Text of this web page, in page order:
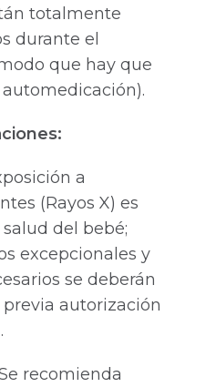
totalmente
durante el
que hay que
a
(Rayos X) es
del bebé;
excepcionales y
se deberán
autorización
recomienda